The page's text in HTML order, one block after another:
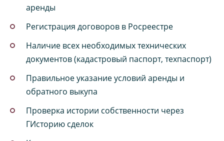
аренды
Регистрация договоров в Росреестре
Наличие всех необходимых технических
документов (кадастровый паспорт, техпаспорт)
Правильное указание условий аренды и
обратного выкупа
Проверка истории собственности через
ГИсторию сделок